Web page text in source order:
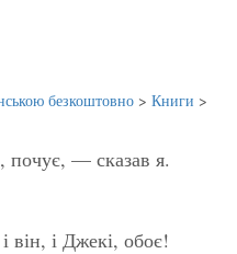
безкоштовно > Книги >
— сказав я.
і Джекі, обоє!